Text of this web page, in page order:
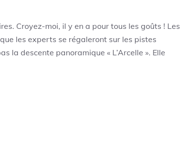
Croyez-moi, il y en a pour tous les goûts ! Les
les experts se régaleront sur les pistes
la descente panoramique « L’Arcelle ». Elle